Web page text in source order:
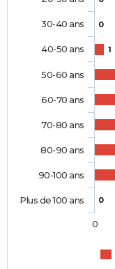
0
1
0
30-40 ans
40-50 ans
50-60 ans
60-70 ans
70-80 ans
80-90 ans
90-100 ans
Plus de 100 ans
0